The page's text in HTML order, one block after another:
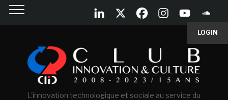
LOGIN
L'innovation technologique et sociale au service du